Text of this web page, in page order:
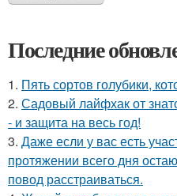
Последние
1. Пять сортов голубики,
2. Садовый лайфхак от
- и защита на весь год!
3. Даже если у вас есть
протяжении всего дня
повод расстраиваться.